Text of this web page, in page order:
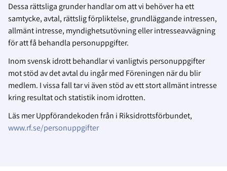
Dessa rättsliga grunder handlar om att vi behöver ha ett
samtycke, avtal, rättslig förpliktelse, grundläggande intressen,
allmänt intresse, myndighetsutövning eller intresseavvägning
för att få behandla personuppgifter.
Inom svensk idrott behandlar vi vanligtvis personuppgifter
mot stöd av det avtal du ingår med Föreningen när du blir
medlem. I vissa fall tar vi även stöd av ett stort allmänt intresse
kring resultat och statistik inom idrotten.
Läs mer Uppförandekoden från i Riksidrottsförbundet,
www.rf.se/personuppgifter